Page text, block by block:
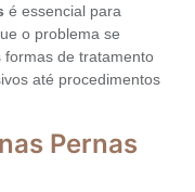
é essencial para
o problema se
formas de tratamento
até procedimentos
Pernas